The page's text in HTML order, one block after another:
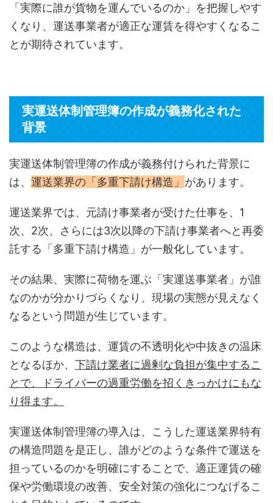
「実際に誰が貨物を運んでいるのか」を把握しやす
くなり、運送事業者が適正な運賃を得やすくなるこ
とが期待されています。
実運送体制管理簿の作成が義務化された
背景
実運送体制管理簿の作成が義務付けられた背景に
は、 運送業界の「多重下請け構造」 があります。
運送業界では、元請け事業者が受けた仕事を、1
次、2次、さらには3次以降の下請け事業者へと再委
託する「多重下請け構造」が一般化しています。
その結果、実際に荷物を運ぶ「実運送事業者」が誰
なのかが分かりづらくなり、現場の実態が見えなく
なるという問題が生じています。
このような構造は、運賃の不透明化や中抜きの温床
となるほか、 下請け業者に過剰な負担が集中するこ
とで、ドライバーの過重労働を招くきっかけにもな
り得ます。
実運送体制管理簿の導入は、こうした運送業界特有
の構造問題を是正し、誰がどのような条件で運送を
担っているのかを明確にすることで、適正運賃の確
保や労働環境の改善、安全対策の強化につなげるこ